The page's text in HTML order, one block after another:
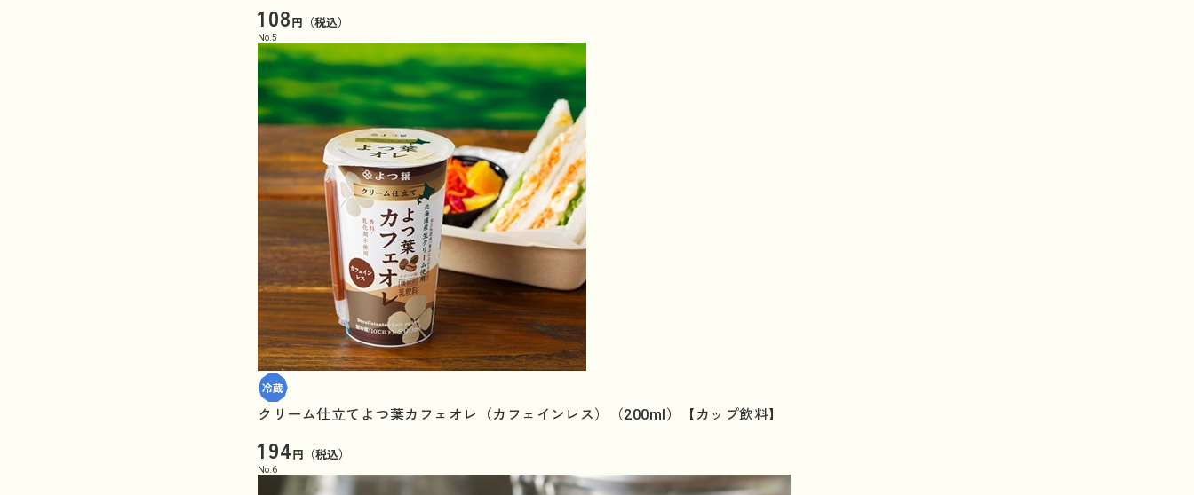
108円（税込）
No.5
クリーム仕立てよつ葉カフェオレ（カフェインレス）（200ml）【カップ飲料】
194円（税込）
No. 6